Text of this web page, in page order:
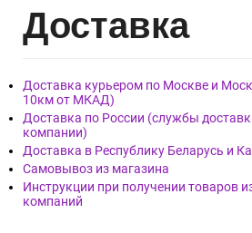
Доставка
Доставка курьером по Москве и
10км от МКАД)
Доставка по России (службы
компании)
Доставка в Республику Беларусь и
Самовывоз из магазина
Инструкции при получении товаров
компаний